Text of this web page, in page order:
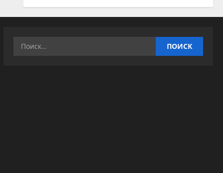
Найти: